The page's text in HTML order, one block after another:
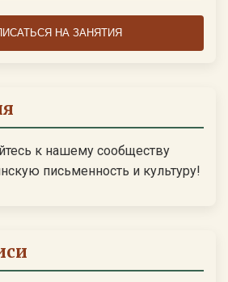
НА ЗАНЯТИЯ
к нашему сообществу
письменность и культуру!